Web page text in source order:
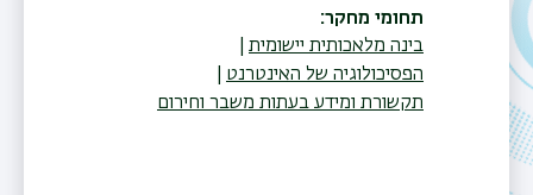
תחומי מחקר
בינה מלאכותית יישומית
הפסיכולוגיה של האינטרנט
תקשורת ומידע בעתות משבר וחירום